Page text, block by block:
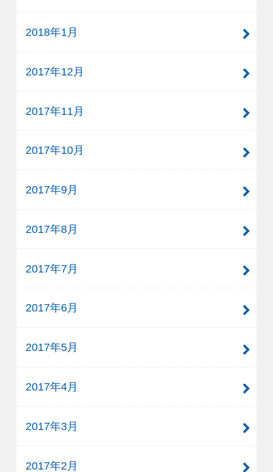
2018年1月
2017年12月
2017年11月
2017年10月
2017年9月
2017年8月
2017年7月
2017年6月
2017年5月
2017年4月
2017年3月
2017年2月